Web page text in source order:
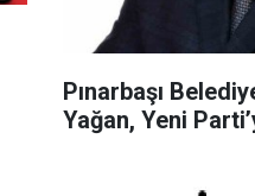
Pınarbaşı
Yağan, Yeni